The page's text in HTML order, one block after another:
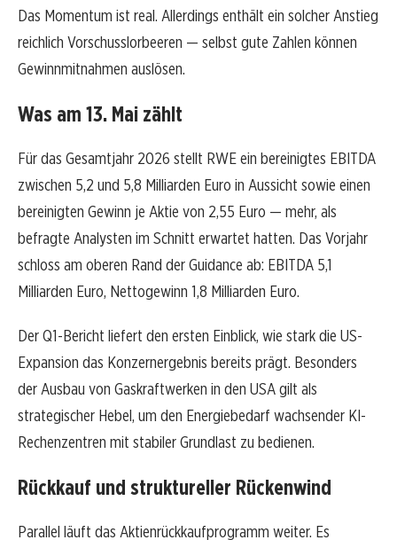
Das Momentum ist real. Allerdings enthält ein solcher Anstieg
reichlich Vorschusslorbeeren — selbst gute Zahlen können
Gewinnmitnahmen auslösen.
Was am 13. Mai zählt
Für das Gesamtjahr 2026 stellt RWE ein bereinigtes EBITDA
zwischen 5,2 und 5,8 Milliarden Euro in Aussicht sowie einen
bereinigten Gewinn je Aktie von 2,55 Euro — mehr, als
befragte Analysten im Schnitt erwartet hatten. Das Vorjahr
schloss am oberen Rand der Guidance ab: EBITDA 5,1
Milliarden Euro, Nettogewinn 1,8 Milliarden Euro.
Der Q1-Bericht liefert den ersten Einblick, wie stark die US-
Expansion das Konzernergebnis bereits prägt. Besonders
der Ausbau von Gaskraftwerken in den USA gilt als
strategischer Hebel, um den Energiebedarf wachsender KI-
Rechenzentren mit stabiler Grundlast zu bedienen.
Rückkauf und struktureller Rückenwind
Parallel läuft das Aktienrückkaufprogramm weiter. Es